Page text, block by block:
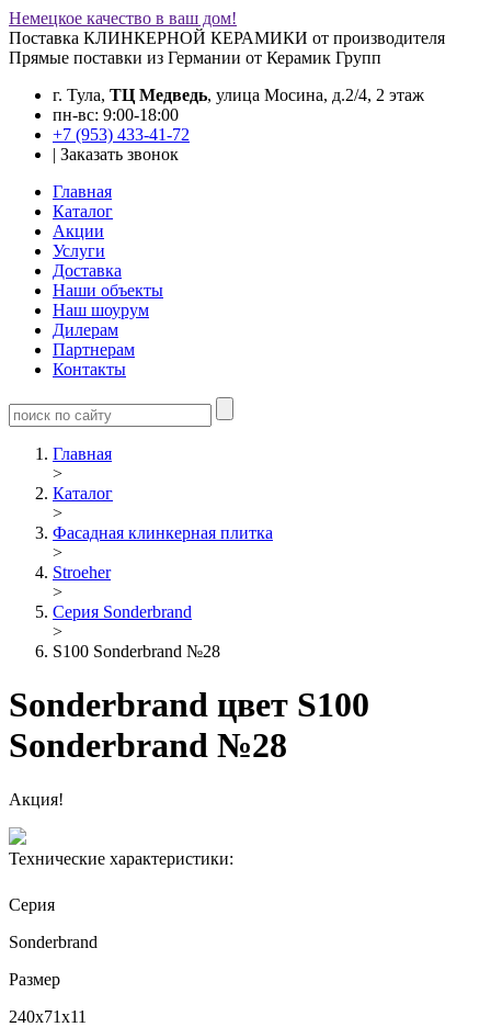
Немецкое качество в ваш дом!
Поставка КЛИНКЕРНОЙ КЕРАМИКИ от производителя
Прямые поставки из Германии от Керамик Групп
г. Тула, ТЦ Медведь, улица Мосина, д.2/4, 2 этаж
пн-вс: 9:00-18:00
+7 (953) 433-41-72
| Заказать звонок
Главная
Каталог
Акции
Услуги
Доставка
Наши объекты
Наш шоурум
Дилерам
Партнерам
Контакты
Главная
>
Каталог
>
Фасадная клинкерная плитка
>
Stroeher
>
Серия Sonderbrand
>
S100 Sonderbrand №28
Sonderbrand цвет S100
Sonderbrand №28
Акция!
Технические характеристики:
Серия
Sonderbrand
Размер
240х71х11